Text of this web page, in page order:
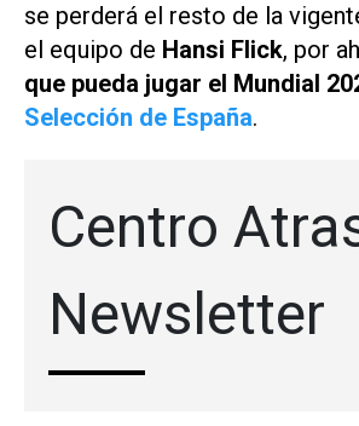
se perderá el resto de la
el equipo de Hansi Flick, por
que pueda jugar el Mundial
Selección de España.